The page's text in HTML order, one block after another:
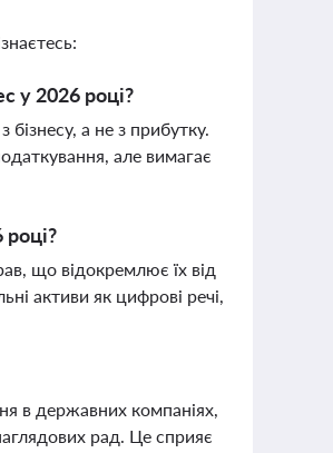
у 2026 році?
а не з прибутку.
але вимагає
році?
що відокремлює їх від
активи як цифрові речі,
в державних компаніях,
рад. Це сприяє